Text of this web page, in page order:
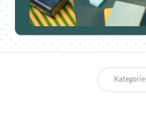
FAQ
Kategorie